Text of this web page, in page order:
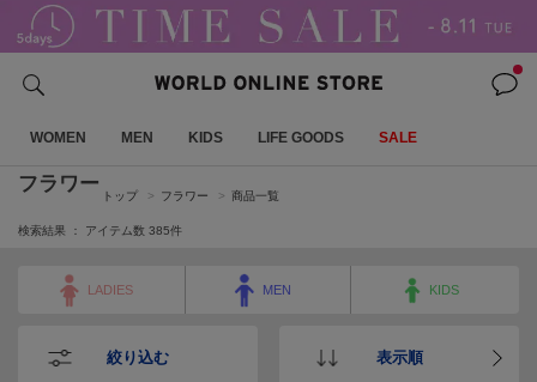
WOMEN MEN KIDS LIFE GOODS SALE
フラワー
トップ フラワー 商品一覧
検索結果 ： アイテム数 385件
LADIES MEN KIDS
絞り込む 表示順